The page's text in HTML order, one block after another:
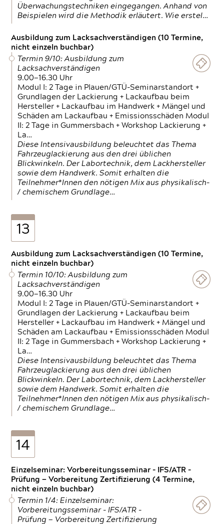
Überwachungstechniken eingegangen. Anhand von
Beispielen wird die Methodik erläutert. Wie erstel…
Ausbildung zum Lacksachverständigen (10 Termine,
nicht einzeln buchbar)
Termin 9/10: Ausbildung zum
Lacksachverständigen
9.00—16.30 Uhr
Modul I: 2 Tage in Plauen/GTÜ-Seminarstandort +
Grundlagen der Lackierung + Lackaufbau beim
Hersteller + Lackaufbau im Handwerk + Mängel und
Schäden am Lackaufbau + Emissionsschäden Modul
II: 2 Tage in Gummersbach + Workshop Lackierung +
La…
Diese Intensivausbildung beleuchtet das Thema
Fahrzeuglackierung aus den drei üblichen
Blickwinkeln. Der Labortechnik, dem Lackhersteller
sowie dem Handwerk. Somit erhalten die
Teilnehmer*Innen den nötigen Mix aus physikalisch-
/ chemischem Grundlage…
13
Ausbildung zum Lacksachverständigen (10 Termine,
nicht einzeln buchbar)
Termin 10/10: Ausbildung zum
Lacksachverständigen
9.00—16.30 Uhr
Modul I: 2 Tage in Plauen/GTÜ-Seminarstandort +
Grundlagen der Lackierung + Lackaufbau beim
Hersteller + Lackaufbau im Handwerk + Mängel und
Schäden am Lackaufbau + Emissionsschäden Modul
II: 2 Tage in Gummersbach + Workshop Lackierung +
La…
Diese Intensivausbildung beleuchtet das Thema
Fahrzeuglackierung aus den drei üblichen
Blickwinkeln. Der Labortechnik, dem Lackhersteller
sowie dem Handwerk. Somit erhalten die
Teilnehmer*Innen den nötigen Mix aus physikalisch-
/ chemischem Grundlage…
14
Einzelseminar: Vorbereitungsseminar - IFS/ATR -
Prüfung — Vorbereitung Zertifizierung (4 Termine,
nicht einzeln buchbar)
Termin 1/4: Einzelseminar:
Vorbereitungsseminar - IFS/ATR -
Prüfung — Vorbereitung Zertifizierung